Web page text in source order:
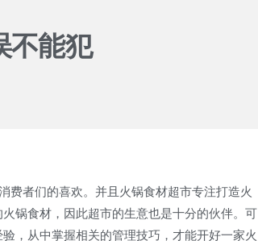
不能犯
者们的喜欢。并且火锅食材超市专注打造火
锅食材，因此超市的生意也是十分的伙伴。可
，从中掌握相关的管理技巧，才能开好一家火